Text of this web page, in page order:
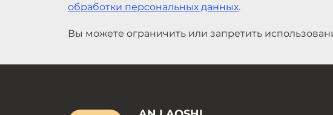
обработки персональных данных.
Вы можете ограничить или запретить